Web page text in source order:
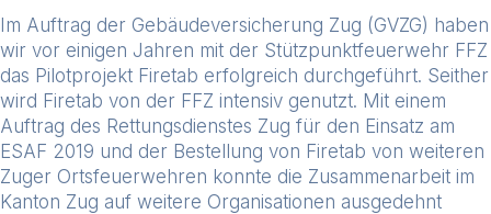
Im Auftrag der Gebäudeversicherung Zug (GVZG) haben
wir vor einigen Jahren mit der Stützpunktfeuerwehr FFZ
das Pilotprojekt Firetab erfolgreich durchgeführt. Seither
wird Firetab von der FFZ intensiv genutzt. Mit einem
Auftrag des Rettungsdienstes Zug für den Einsatz am
ESAF 2019 und der Bestellung von Firetab von weiteren
Zuger Ortsfeuerwehren konnte die Zusammenarbeit im
Kanton Zug auf weitere Organisationen ausgedehnt